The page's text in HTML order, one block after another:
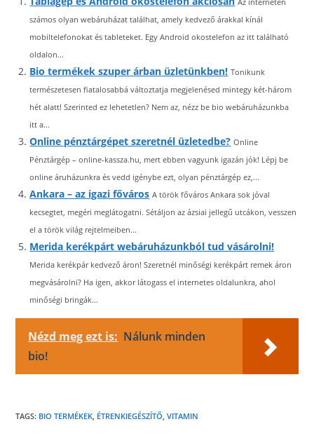
számos olyan webáruházat találhat, amely kedvező árakkal kínál
mobiltelefonokat és tableteket. Egy Android okostelefon az itt található
oldalon...
Bio termékek szuper árban üzletünkben! Tonikunk
természetesen fiatalosabbá változtatja megjelenésed mintegy két-három
hét alatt! Szerinted ez lehetetlen? Nem az, nézz be bio webáruházunkba
itt a...
Online pénztárgépet szeretnél üzletedbe? Online
Pénztárgép – online-kassza.hu, mert ebben vagyunk igazán jók! Lépj be
online áruházunkra és vedd igénybe ezt, olyan pénztárgép ez,...
Ankara – az igazi főváros A török főváros Ankara sok jóval
kecsegtet, megéri meglátogatni. Sétáljon az ázsiai jellegű utcákon, vesszen
el a török világ rejtelmeiben...
Merida kerékpárt webáruházunkból tud vásárolni!
Merida kerékpár kedvező áron! Szeretnél minőségi kerékpárt remek áron
megvásárolni? Ha igen, akkor látogass el internetes oldalunkra, ahol
minőségi bringák...
Nézd meg ezt is: Nálunk minden
bio!
TAGS: BIO TERMÉKEK, ÉTRENKIEGÉSZÍTŐ, VITAMIN